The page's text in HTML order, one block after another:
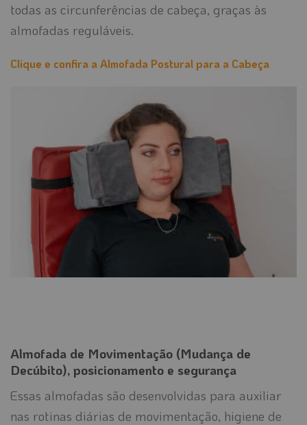
todas as circunferências de cabeça, graças às
almofadas reguláveis.
Clique e confira a Almofada Postural para a Cabeça
Almofada de Movimentação (Mudança de
Decúbito), posicionamento e segurança
Essas almofadas são desenvolvidas para auxiliar
nas rotinas diárias de movimentação, higiene de